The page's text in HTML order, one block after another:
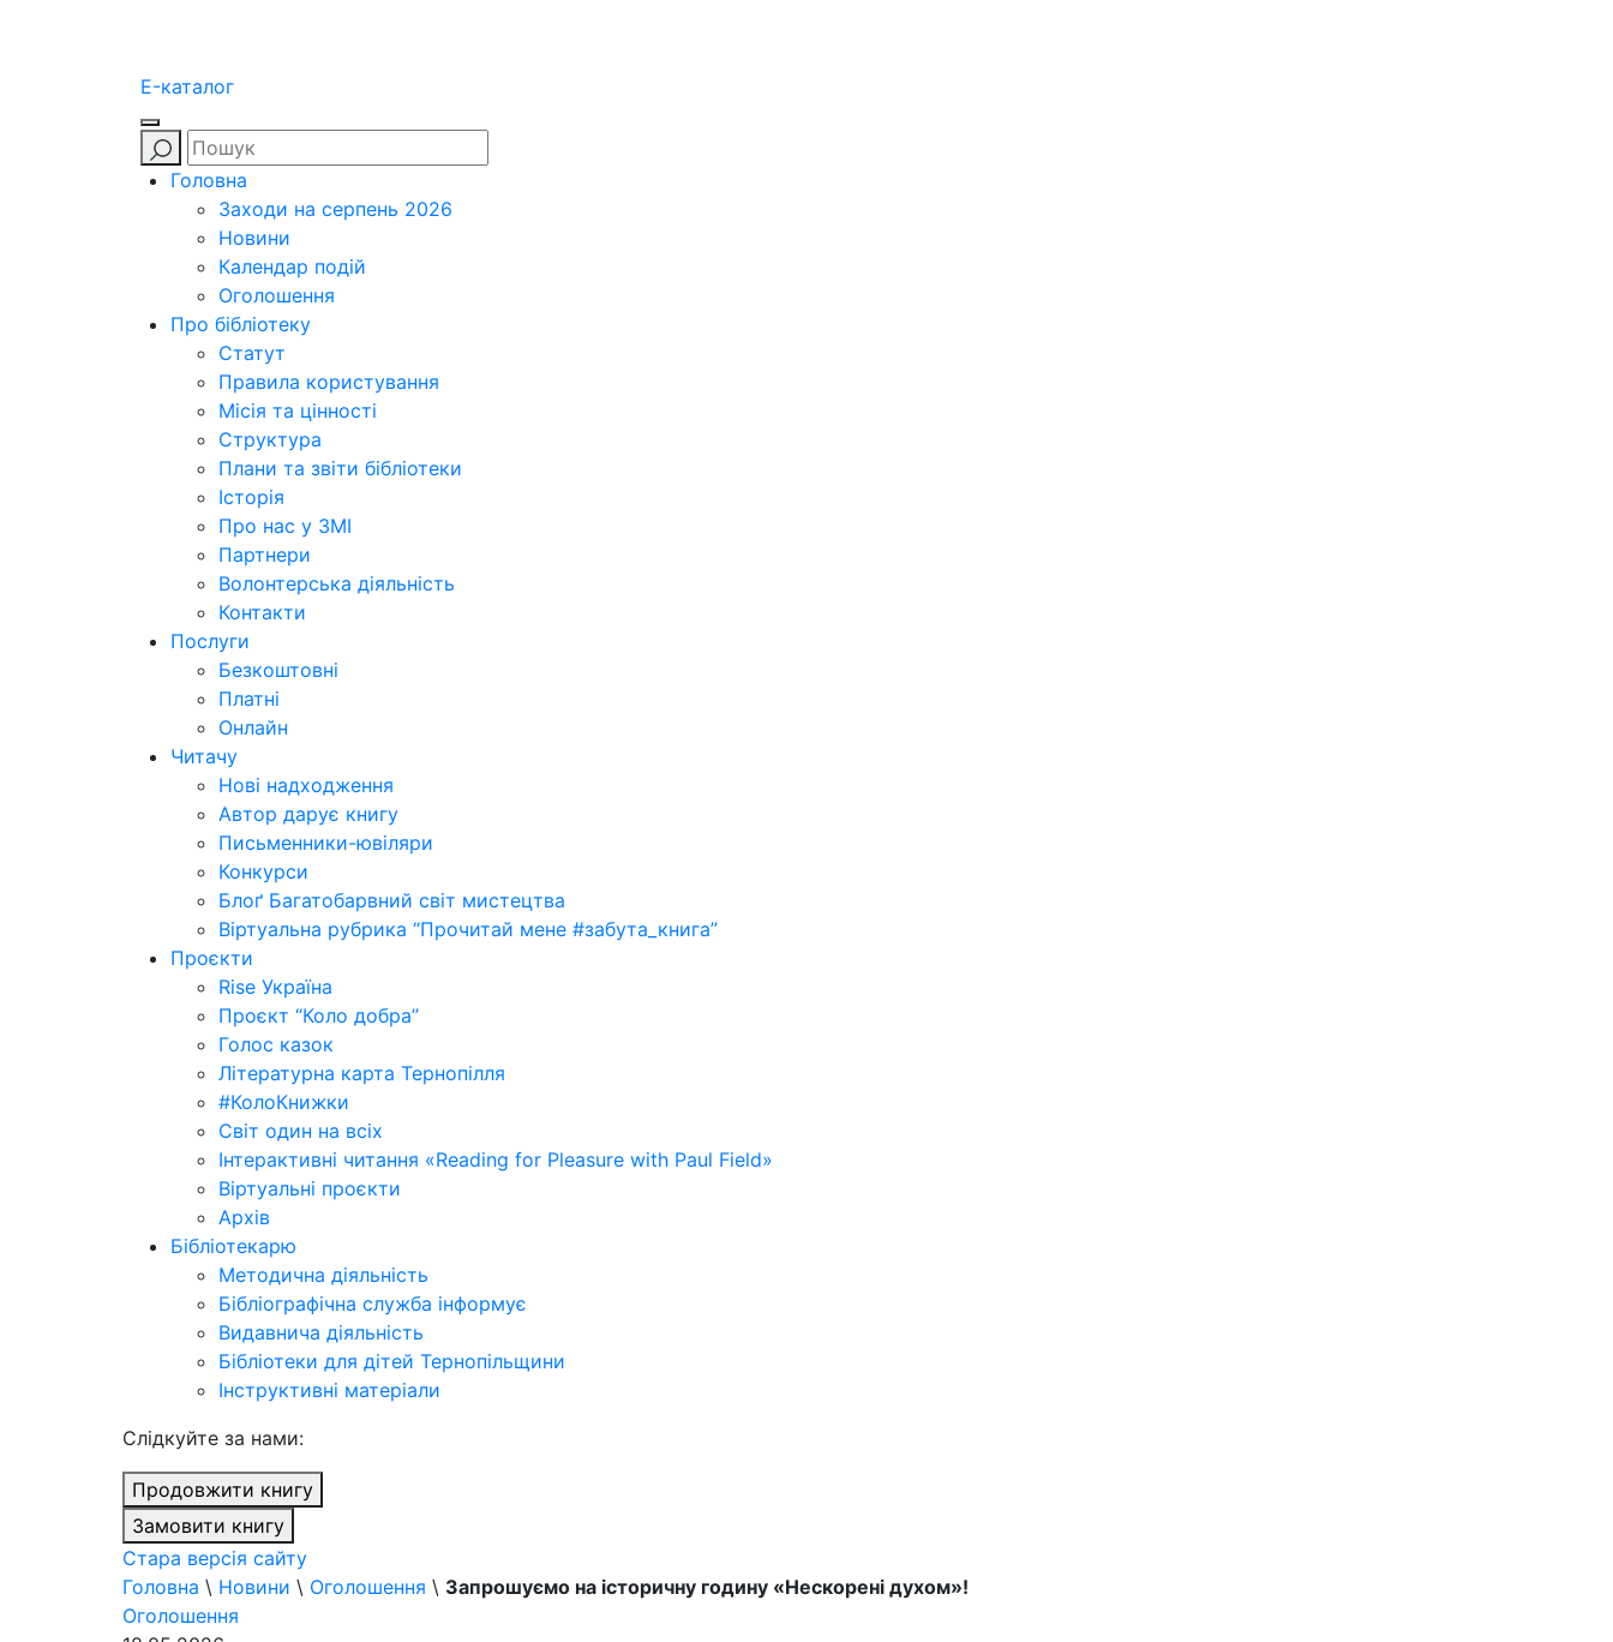
E-каталог
Головна
Заходи на серпень 2026
Новини
Календар подій
Оголошення
Про бібліотеку
Статут
Правила користування
Місія та цінності
Структура
Плани та звіти бібліотеки
Історія
Про нас у ЗМІ
Партнери
Волонтерська діяльність
Контакти
Послуги
Безкоштовні
Платні
Онлайн
Читачу
Нові надходження
Автор дарує книгу
Письменники-ювіляри
Конкурси
Блоґ Багатобарвний світ мистецтва
Віртуальна рубрика “Прочитай мене #забута_книга”
Проєкти
Rise Україна
Проєкт “Коло добра”
Голос казок
Літературна карта Тернопілля
#КолоКнижки
Світ один на всіх
Інтерактивні читання «Reading for Pleasure with Paul Field»
Віртуальні проєкти
Архів
Бібліотекарю
Методична діяльність
Бібліографічна служба інформує
Видавнича діяльність
Бібліотеки для дітей Тернопільщини
Інструктивні матеріали
Cлідкуйте за нами:
Продовжити книгу
Замовити книгу
Стара версія сайту
Головна \ Новини \ Оголошення \ Запрошуємо на історичну годину «Нескорені духом»!
Оголошення